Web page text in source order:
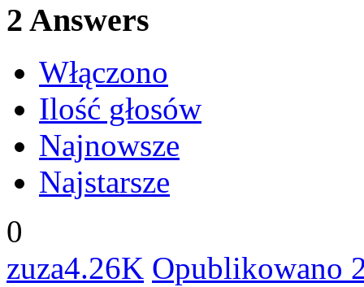
2 Answers
Włączono
Ilość głosów
Najnowsze
Najstarsze
0
zuza4.26K Opublikowano